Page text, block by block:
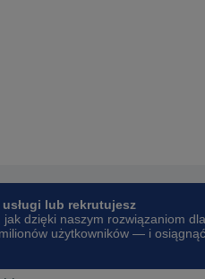
lub rekrutujesz
jak dzięki naszym rozwiązaniom dla
użytkowników — i osiągnąć